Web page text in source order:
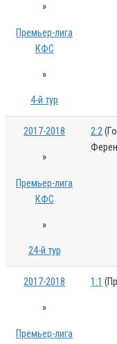
»
Премьер-лига
КФС
»
4-й тур
2017-2018
»
Премьер-лига
КФС
»
24-й тур
2:2
2017-2018
»
Премьер-лига
1:1